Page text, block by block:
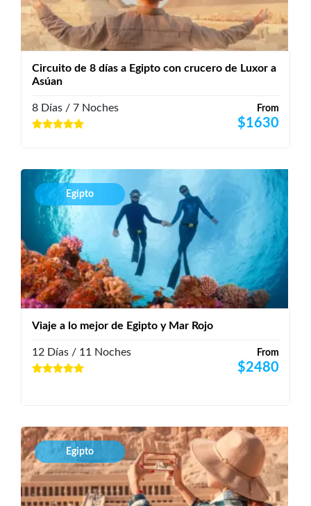
Circuito de 8 días a Egipto con crucero de Luxor a
Asúan
From
$1630
8 Días / 7 Noches
Egipto
Viaje a lo mejor de Egipto y Mar Rojo
From
$2480
12 Días / 11 Noches
Egipto